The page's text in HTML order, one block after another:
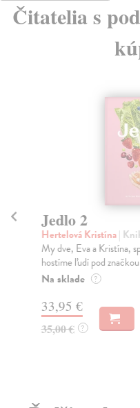
Čitatelia s
Jedlo 2
Hertelová Kristína|
My dve, Eva a Kristína,
hostíme ľudí pod
Na sklade ?
33,95 €
35,00 € ?